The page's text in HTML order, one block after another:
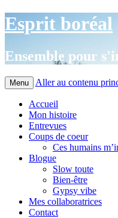
Esprit boréal
Ensemble pour
Menu Aller au contenu
Accueil
Mon histoire
Entrevues
Coups de coeur
Ces humains
Blogue
Slow toute
Bien-être
Gypsy vibe
Mes collaboratrices
Contact